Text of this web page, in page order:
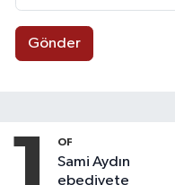
Gönder
OF
Sami Aydın
ebediyete